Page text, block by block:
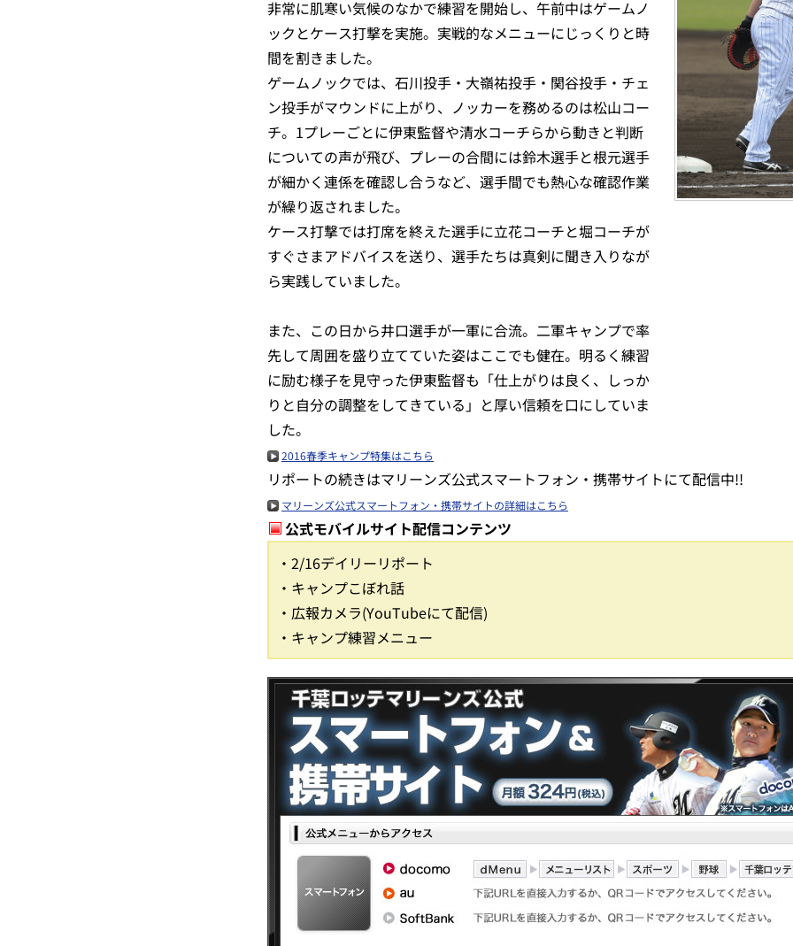
非常に肌寒い気候のなかで練習を開始し、午前中はゲームノ
ックとケース打撃を実施。実戦的なメニューにじっくりと時
間を割きました。
ゲームノックでは、石川投手・大嶺祐投手・関谷投手・チェ
ン投手がマウンドに上がり、ノッカーを務めるのは松山コー
チ。1プレーごとに伊東監督や清水コーチらから動きと判断
についての声が飛び、プレーの合間には鈴木選手と根元選手
が細かく連係を確認し合うなど、選手間でも熱心な確認作業
が繰り返されました。
ケース打撃では打席を終えた選手に立花コーチと堀コーチが
すぐさまアドバイスを送り、選手たちは真剣に聞き入りなが
ら実践していました。
また、この日から井口選手が一軍に合流。二軍キャンプで率
先して周囲を盛り立てていた姿はここでも健在。明るく練習
に励む様子を見守った伊東監督も「仕上がりは良く、しっか
りと自分の調整をしてきている」と厚い信頼を口にしていま
した。
2016春季キャンプ特集はこちら
リポートの続きはマリーンズ公式スマートフォン・携帯サイトにて配信中!!
マリーンズ公式スマートフォン・携帯サイトの詳細はこちら
公式モバイルサイト配信コンテンツ
・2/16デイリーリポート
・キャンプこぼれ話
・広報カメラ(YouTubeにて配信)
・キャンプ練習メニュー